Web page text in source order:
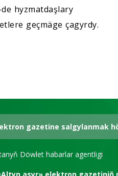
hyzmatdaşlary
geçmäge çagyrdy.
gazetine salgylanmak
Döwlet habarlar agentligi